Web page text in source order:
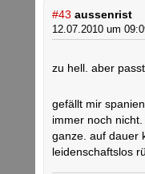
#43 aussenrist
12.07.2010 um
zu hell. aber
gefällt mir
immer noch
ganze. auf dauer
leidenschaftslos